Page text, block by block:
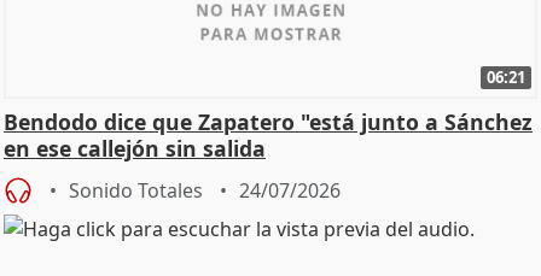
06:21
Bendodo dice que Zapatero "está junto a Sánchez
en ese callejón sin salida
Sonido Totales 24/07/2026